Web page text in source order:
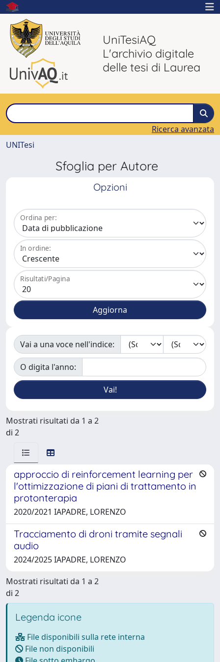
UniTesiAQ
L'archivio digitale
delle tesi di Laurea
Ricerca avanzata
UNITesi
Sfoglia per Autore
Opzioni
Ordina per:
In ordine:
Risultati/Pagina
Vai a una voce nell'indice:
O digita l'anno:
Mostrati risultati da 1 a 2
di 2
approccio di reinforcement learning per
l'ottimizzazione di piani di trattamento in
protonterapia
2020/2021 IAPADRE, LORENZO
Tracciamento di droni tramite segnali
audio
2024/2025 IAPADRE, LORENZO
Mostrati risultati da 1 a 2
di 2
Legenda icone
File disponibili sulla rete interna
File non disponibili